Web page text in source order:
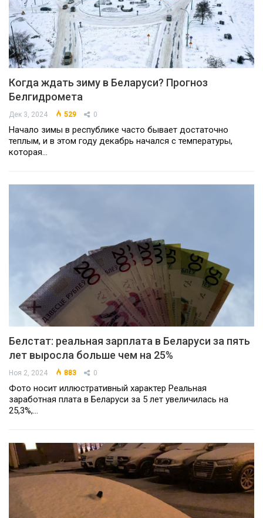
Когда ждать зиму в Беларуси? Прогноз
Белгидромета
Дек 3, 2024 529 0
Начало зимы в республике часто бывает достаточно
теплым, и в этом году декабрь начался с температуры,
которая…
Белстат: реальная зарплата в Беларуси за пять
лет выросла больше чем на 25%
Ноя 2, 2024 883 0
Фото носит иллюстративный характер Реальная
заработная плата в Беларуси за 5 лет увеличилась на
25,3%,…